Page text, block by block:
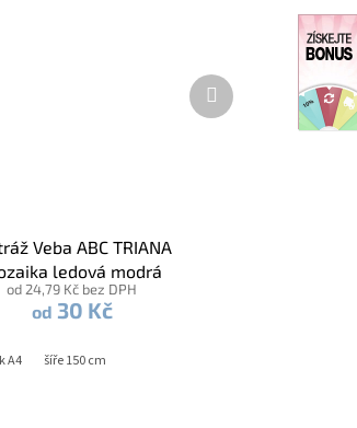
Veba ABC TRIANA
ledová modrá
od 24,79 Kč bez DPH
od 30 Kč
A4 šíře 150 cm
Další
produkt